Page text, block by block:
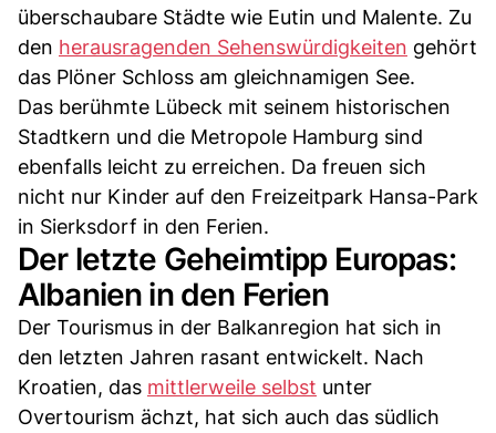
überschaubare Städte wie Eutin und Malente. Zu
den herausragenden Sehenswürdigkeiten gehört
das Plöner Schloss am gleichnamigen See.
Das berühmte Lübeck mit seinem historischen
Stadtkern und die Metropole Hamburg sind
ebenfalls leicht zu erreichen. Da freuen sich
nicht nur Kinder auf den Freizeitpark Hansa-Park
in Sierksdorf in den Ferien.
Der letzte Geheimtipp Europas:
Albanien in den Ferien
Der Tourismus in der Balkanregion hat sich in
den letzten Jahren rasant entwickelt. Nach
Kroatien, das mittlerweile selbst unter
Overtourism ächzt, hat sich auch das südlich